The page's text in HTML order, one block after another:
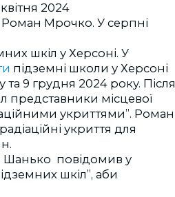
2024
Роман Мрочко. У серпні
шкіл у Херсоні. У
підземні школи у Херсоні
9 грудня 2024 року. Після
представники місцевої
укриттями”. Роман
укриття для
Шанько повідомив у
шкіл”, аби